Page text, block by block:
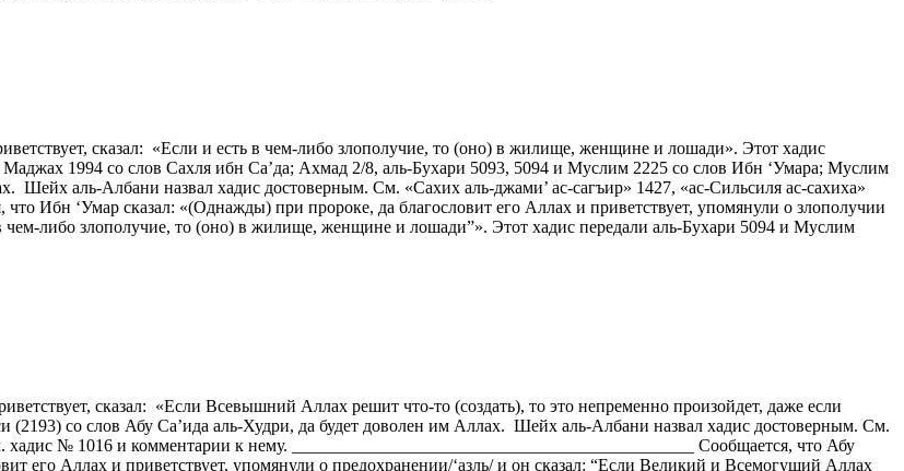
сказал: «Если и есть в чем-либо злополучие, то (оно) в жилище, женщине и лошади». Этот хадис
1994 со слов Сахля ибн Са’да; Ахмад 2/8, аль-Бухари 5093, 5094 и Муслим 2225 со слов Ибн ‘Умара; Муслим
Шейх аль-Албани назвал хадис достоверным. См. «Сахих аль-джами’ ас-сагъир» 1427, «ас-Сильсиля ас-сахиха»
Ибн ‘Умар сказал: «(Однажды) при пророке, да благословит его Аллах и приветствует, упомянули о злополучии
чем-либо злополучие, то (оно) в жилище, женщине и лошади”». Этот хадис передали аль-Бухари 5094 и Муслим
сказал: «Если Всевышний Аллах решит что-то (создать), то это непременно произойдет, даже если
(2193) со слов Абу Са’ида аль-Худри, да будет доволен им Аллах. Шейх аль-Албани назвал хадис достоверным. См.
№ 1016 и комментарии к нему. ______________________________________________ Сообщается, что Абу
его Аллах и приветствует, упомянули о предохранении/‘азль/ и он сказал: “Если Великий и Всемогущий Аллах